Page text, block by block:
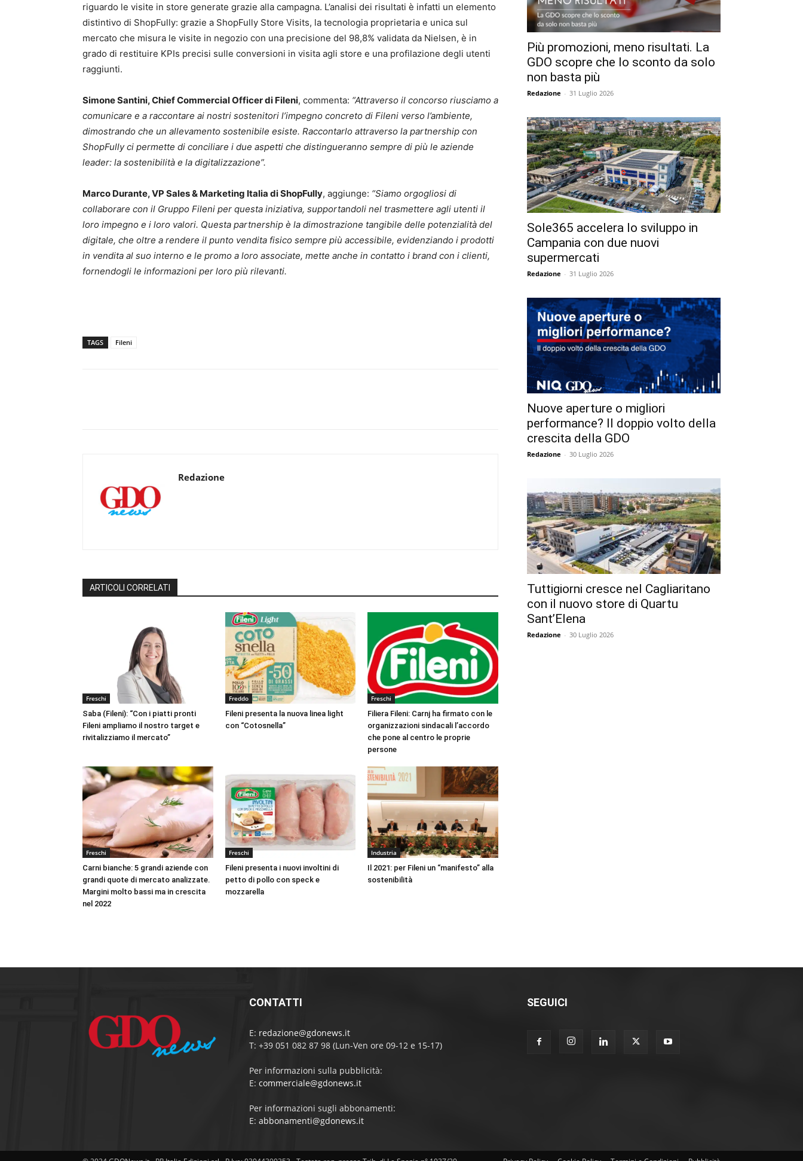
riguardo le visite in store generate grazie alla campagna. L’analisi dei risultati è infatti un elemento
distintivo di ShopFully: grazie a ShopFully Store Visits, la tecnologia proprietaria e unica sul
mercato che misura le visite in negozio con una precisione del 98,8% validata da Nielsen, è in
grado di restituire KPIs precisi sulle conversioni in visita agli store e una profilazione degli utenti
raggiunti.
Simone Santini, Chief Commercial Officer di Fileni, commenta: “Attraverso il concorso riusciamo a
comunicare e a raccontare ai nostri sostenitori l’impegno concreto di Fileni verso l’ambiente,
dimostrando che un allevamento sostenibile esiste. Raccontarlo attraverso la partnership con
ShopFully ci permette di conciliare i due aspetti che distingueranno sempre di più le aziende
leader: la sostenibilità e la digitalizzazione”.
Marco Durante, VP Sales & Marketing Italia di ShopFully, aggiunge: “Siamo orgogliosi di
collaborare con il Gruppo Fileni per questa iniziativa, supportandoli nel trasmettere agli utenti il
loro impegno e i loro valori. Questa partnership è la dimostrazione tangibile delle potenzialità del
digitale, che oltre a rendere il punto vendita fisico sempre più accessibile, evidenziando i prodotti
in vendita al suo interno e le promo a loro associate, mette anche in contatto i brand con i clienti,
fornendogli le informazioni per loro più rilevanti.
TAGS Fileni
Redazione
ARTICOLI CORRELATI
Freschi
Saba (Fileni): “Con i piatti pronti
Fileni ampliamo il nostro target e
rivitalizziamo il mercato”
Freddo
Fileni presenta la nuova linea light
con “Cotosnella”
Freschi
Filiera Fileni: Carnj ha firmato con le
organizzazioni sindacali l’accordo
che pone al centro le proprie
persone
Freschi
Carni bianche: 5 grandi aziende con
grandi quote di mercato analizzate.
Margini molto bassi ma in crescita
nel 2022
Freschi
Fileni presenta i nuovi involtini di
petto di pollo con speck e
mozzarella
Industria
Il 2021: per Fileni un “manifesto” alla
sostenibilità
Più promozioni, meno risultati. La
GDO scopre che lo sconto da solo
non basta più
Redazione - 31 Luglio 2026
Sole365 accelera lo sviluppo in
Campania con due nuovi
supermercati
Redazione - 31 Luglio 2026
Nuove aperture o migliori
performance? Il doppio volto della
crescita della GDO
Redazione - 30 Luglio 2026
Tuttigiorni cresce nel Cagliaritano
con il nuovo store di Quartu
Sant’Elena
Redazione - 30 Luglio 2026
CONTATTI
E: redazione@gdonews.it
T: +39 051 082 87 98 (Lun-Ven ore 09-12 e 15-17)
Per informazioni sulla pubblicità:
E: commerciale@gdonews.it
Per informazioni sugli abbonamenti:
E: abbonamenti@gdonews.it
SEGUICI